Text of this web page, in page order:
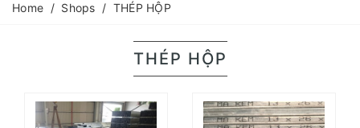
Home / Shops / THÉP HỘP
THÉP HỘP